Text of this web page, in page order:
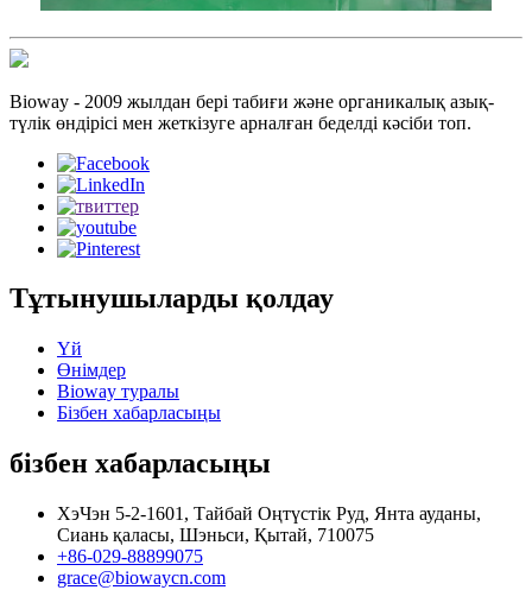
Bioway - 2009 жылдан бері табиғи және органикалық азық-
түлік өндірісі мен жеткізуге арналған беделді кәсіби топ.
Тұтынушыларды қолдау
Үй
Өнімдер
Bioway туралы
Бізбен хабарласыңы
бізбен хабарласыңы
ХэЧэн 5-2-1601, Тайбай Оңтүстік Руд, Янта ауданы,
Сиань қаласы, Шэньси, Қытай, 710075
+86-029-88899075
grace@biowaycn.com